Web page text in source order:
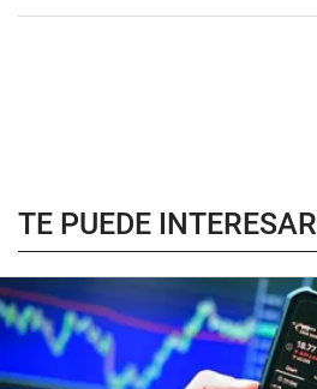
TE PUEDE INTERESAR